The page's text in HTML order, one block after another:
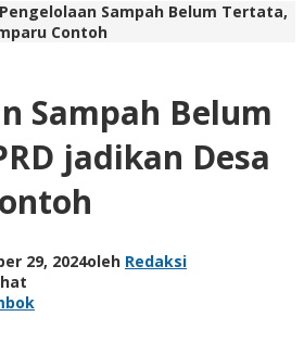
Pengelolaan Sampah Belum Tertata,
Contoh
Sampah Belum
jadikan Desa
29, 2024oleh Redaksi